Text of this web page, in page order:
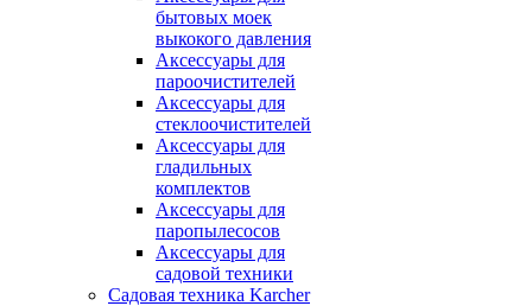
бытовых моек
выкокого давления
Аксессуары для
пароочистителей
Аксессуары для
стеклоочистителей
Аксессуары для
гладильных
комплектов
Аксессуары для
паропылесосов
Аксессуары для
садовой техники
Садовая техника Karcher